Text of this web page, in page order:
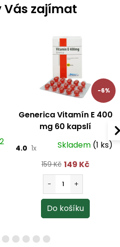
p
Vás zajímat
-6%
Generica Vitamín E 400
mg 60 kapslí
4.0 1x Skladem (1 ks)
159 Kč 149 Kč